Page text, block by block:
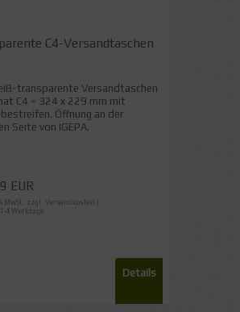
C4-Versandtaschen
transparente Versandtaschen
C4 = 324 x 229 mm mit
Öffnung an der
Seite von IGEPA.
EUR
MwSt. zzgl. Versandkosten )
4 Werktage
Details